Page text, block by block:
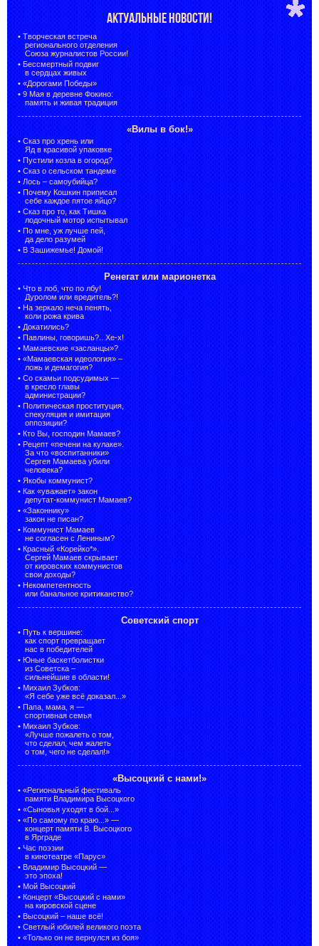
АКТУАЛЬНЫЕ НОВОСТИ!
• Творческая встреча
регионального отделения
Союза журналистов России!
• Бессмертный подвиг
в сердцах живых
• «Дорогами Победы»
• 9 Мая в деревне Фокино:
память и живая традиция
«Вилы в бок!»
• Сказ про хрень или
Яд в красивой упаковке
• Пустили козла в огород?
• Сказ о сельском тандеме
• Лось – самоубийца?
• Почему Кошкин приписал
себе каждое пятое яйцо?
• Сказ про то, как Тишка
лодочный мотор испытывал
• По мне, уж лучше пей,
да дело разумей
• В Зашижемье! Домой!
Ренегат или марионетка
• Что в лоб, что по лбу!
Дуролом или вредитель?!
• На зеркало неча пенять,
коли рожа крива
• Докатились?
• Павлины, говоришь?.. Хе-х!
• Мамаевские «засланцы»?
• «Мамаевская идеология» –
ложь и демагогия?
• Со скамьи подсудимых —
в кресло главы
администрации?
• Политическая проституция,
спекуляция и имитация
оппозиции?
• Кто Вы, господин Мамаев?
• Рецепт «печени на кулаке».
За что «воспитанники»
Сергея Мамаева убили
человека?
• Якобы коммунист?
• Как «уважает» закон
депутат-коммунист Мамаев?
• «Законнику»
закон не писан?
• Коммунист Мамаев
не согласен с Лениным?
• Красный «Корейко*».
Сергей Мамаев скрывает
от кировских коммунистов
свои доходы?
• Некомпетентность
или банальное критиканство?
Советский спорт
• Путь к вершине:
как спорт превращает
нас в победителей
• Юные баскетболистки
из Советска –
сильнейшие в области!
• Михаил Зубков:
«Я себе уже всё доказал...»
• Папа, мама, я —
спортивная семья
• Михаил Зубков:
«Лучше пожалеть о том,
что сделал, чем жалеть
о том, чего не сделал!»
«Высоцкий с нами!»
• «Региональный фестиваль
памяти Владимира Высоцкого
• «Сыновья уходят в бой...»
• «По самому по краю...» —
концерт памяти В. Высоцкого
в Ярграде
• Час поэзии
в кинотеатре «Парус»
• Владимир Высоцкий —
это эпоха!
• Мой Высоцкий
• Концерт «Высоцкий с нами»
на кировской сцене
• Высоцкий – наше всё!
• Светлый юбилей великого поэта
• «Только он не вернулся из боя»